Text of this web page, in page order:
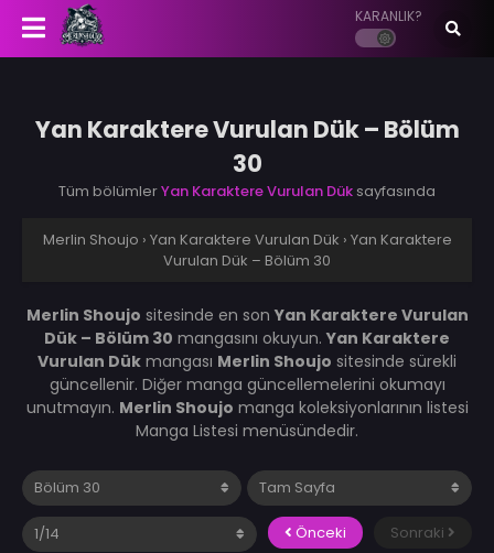
KARANLIK?
Yan Karaktere Vurulan Dük – Bölüm
30
Tüm bölümlerYan Karaktere Vurulan Dük sayfasında
Merlin Shoujo › Yan Karaktere Vurulan Dük › Yan Karaktere
Vurulan Dük – Bölüm 30
Merlin Shoujo sitesinde en son Yan Karaktere Vurulan
Dük – Bölüm 30 mangasını okuyun. Yan Karaktere
Vurulan Dük mangası Merlin Shoujo sitesinde sürekli
güncellenir. Diğer manga güncellemelerini okumayı
unutmayın. Merlin Shoujo manga koleksiyonlarının listesi
Manga Listesi menüsündedir.
Önceki Sonraki